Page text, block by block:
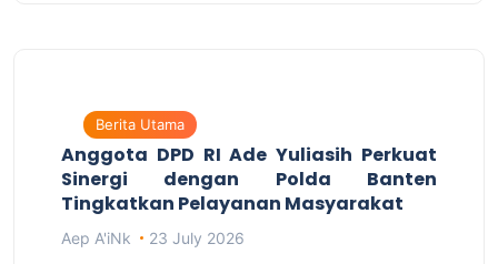
Berita Utama
Anggota DPD RI Ade Yuliasih Perkuat
Sinergi dengan Polda Banten
Tingkatkan Pelayanan Masyarakat
Aep A'iNk 23 July 2026